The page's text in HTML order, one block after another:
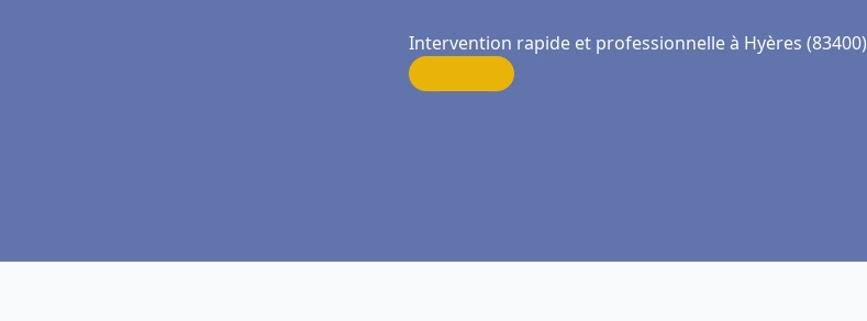
Intervention rapide et professionnelle à Hyères (83400)